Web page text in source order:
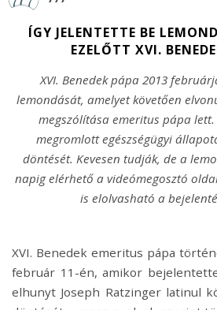
ÍGY JELENTETTE BE
EZELŐTT XVI.
XVI. Benedek pápa 2013
lemondását, amelyet követően
megszólítása emeritus pápa
megromlott egészségügyi
döntését. Kevesen tudják, de a
napig elérhető a videómegosztó
is elolvasható a
XVI. Benedek emeritus pápa
február 11-én, amikor
elhunyt Joseph Ratzinger latinul